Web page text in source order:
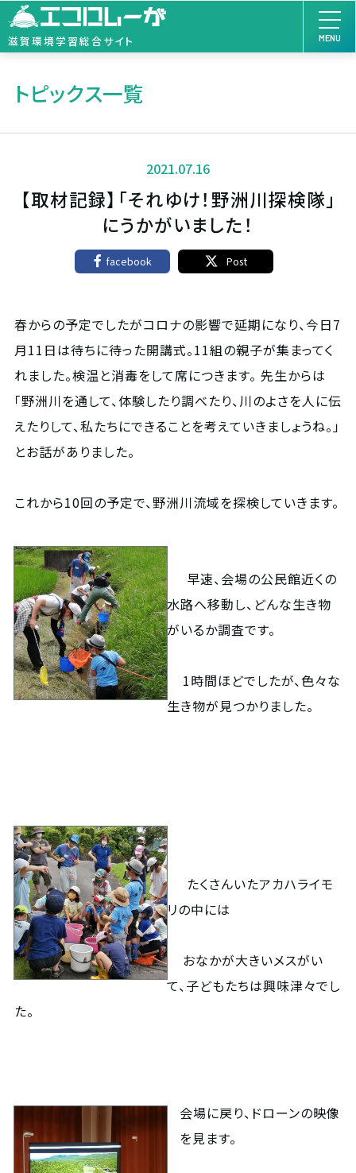
滋賀環境学習総合サイト MENU
トピックス一覧
2021.07.16
【取材記録】「それゆけ！野洲川探検隊」
にうかがいました！
facebook Post
春からの予定でしたがコロナの影響で延期になり、今日7
月11日は待ちに待った開講式。11組の親子が集まってく
れました。検温と消毒をして席につきます。 先生からは
「野洲川を通して、体験したり調べたり、川のよさを人に伝
えたりして、私たちにできることを考えていきましょうね。」
とお話がありました。
これから10回の予定で、野洲川流域を探検していきます。
早速、会場の公民館近くの
水路へ移動し、どんな生き物
がいるか調査です。
1時間ほどでしたが、色々な
生き物が見つかりました。
たくさんいたアカハライモ
リの中には
おなかが大きいメスがい
て、子どもたちは興味津々でし
た。
会場に戻り、ドローンの映像
を見ます。